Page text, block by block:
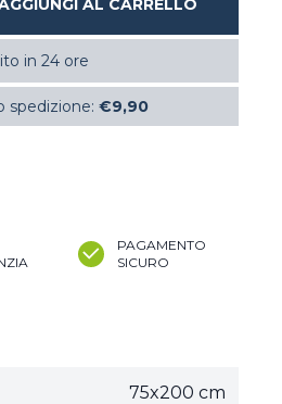
AL CARRELLO
in 24 ore
spedizione: €9,90
PAGAMENTO
SICURO
75x200 cm